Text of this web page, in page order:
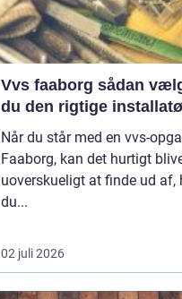
Vvs faaborg sådan vælger
du den rigtige
Når du står med en vvs-
Faaborg, kan det hurtigt
uoverskueligt at finde ud af,
du...
02 juli 2026